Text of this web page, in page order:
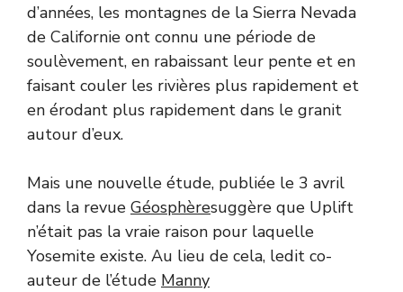
d’années, les montagnes de la Sierra Nevada
de Californie ont connu une période de
soulèvement, en rabaissant leur pente et en
faisant couler les rivières plus rapidement et
en érodant plus rapidement dans le granit
autour d’eux.
Mais une nouvelle étude, publiée le 3 avril
dans la revue Géosphèresuggère que Uplift
n’était pas la vraie raison pour laquelle
Yosemite existe. Au lieu de cela, ledit co-
auteur de l’étude Manny